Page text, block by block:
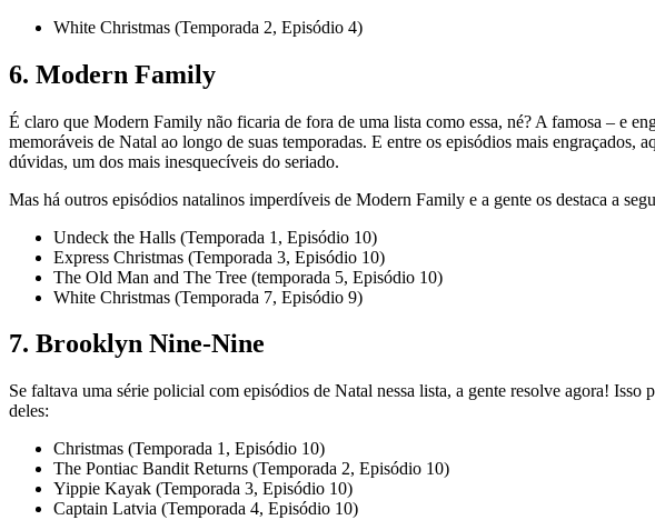
White Christmas (Temporada 2, Episódio 4)
6. Modern Family
É claro que Modern Family não ficaria de fora de uma lista como essa, né? A famosa – e
memoráveis de Natal ao longo de suas temporadas. E entre os episódios mais
dúvidas, um dos mais inesquecíveis do seriado.
Mas há outros episódios natalinos imperdíveis de Modern Family e a gente os destaca a
Undeck the Halls (Temporada 1, Episódio 10)
Express Christmas (Temporada 3, Episódio 10)
The Old Man and The Tree (temporada 5, Episódio 10)
White Christmas (Temporada 7, Episódio 9)
7. Brooklyn Nine-Nine
Se faltava uma série policial com episódios de Natal nessa lista, a gente resolve agora!
deles:
Christmas (Temporada 1, Episódio 10)
The Pontiac Bandit Returns (Temporada 2, Episódio 10)
Yippie Kayak (Temporada 3, Episódio 10)
Captain Latvia (Temporada 4, Episódio 10)